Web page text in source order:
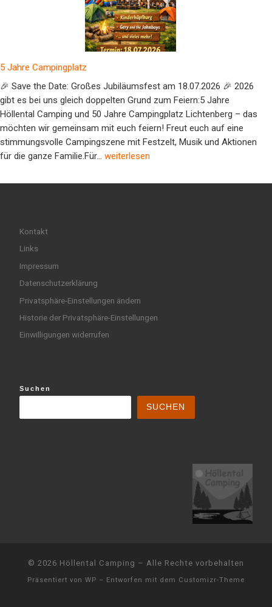
5 Jahre Campingplatz
🎉 Save the Date: Großes Jubiläumsfest am 18.07.2026 🎉 2026
gibt es bei uns gleich doppelten Grund zum Feiern:5 Jahre
Höllental Camping und 50 Jahre Campingplatz Lichtenberg – das
möchten wir gemeinsam mit euch feiern! Freut euch auf eine
stimmungsvolle Campingszene mit Festzelt, Musik und Aktionen
für die ganze Familie.Für… 5 Jahre Campingplatz
weiterlesen
Kontakt
Links
Impressum
Datenschutzerklärung
Privatsphäre-Einstellungen ändern
Historie der Privatsphäre-Einstellungen
Einwilligungen widerrufen
Suchen
SUCHEN
© 2026 Höllental Camping – Alle Rechte vorbehalten
Präsentiert von WP – Entworfen mit dem Customizr-Theme